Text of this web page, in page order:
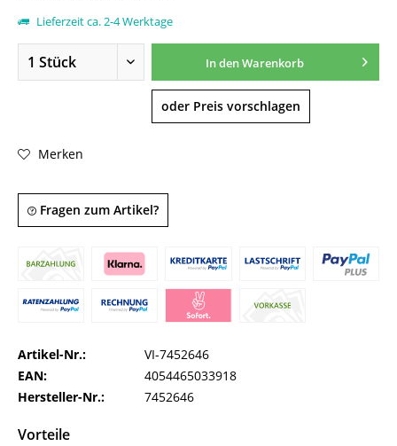
Lieferzeit ca. 2-4 Werktage
In denWarenkorb
oder Preis vorschlagen
Merken
Fragen zum Artikel?
Artikel-Nr.:
VI-7452646
EAN:
4054465033918
Hersteller-Nr.:
7452646
Vorteile